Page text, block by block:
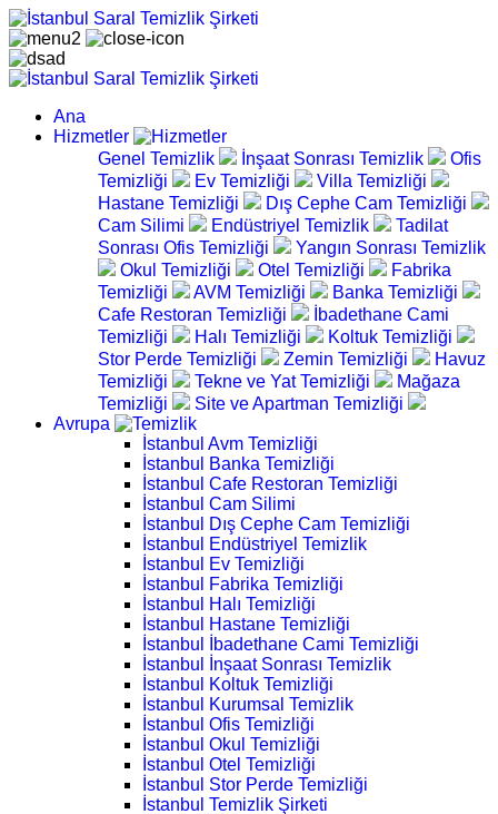
Ana
Hizmetler
Genel Temizlik
İnşaat Sonrası Temizlik
Ofis
Temizliği
Ev Temizliği
Villa Temizliği
Hastane Temizliği
Dış Cephe Cam Temizliği
Cam Silimi
Endüstriyel Temizlik
Tadilat
Sonrası Ofis Temizliği
Yangın Sonrası Temizlik
Okul Temizliği
Otel Temizliği
Fabrika
Temizliği
AVM Temizliği
Banka Temizliği
Cafe Restoran Temizliği
İbadethane Cami
Temizliği
Halı Temizliği
Koltuk Temizliği
Stor Perde Temizliği
Zemin Temizliği
Havuz
Temizliği
Tekne ve Yat Temizliği
Mağaza
Temizliği
Site ve Apartman Temizliği
Avrupa
İstanbul Avm Temizliği
İstanbul Banka Temizliği
İstanbul Cafe Restoran Temizliği
İstanbul Cam Silimi
İstanbul Dış Cephe Cam Temizliği
İstanbul Endüstriyel Temizlik
İstanbul Ev Temizliği
İstanbul Fabrika Temizliği
İstanbul Halı Temizliği
İstanbul Hastane Temizliği
İstanbul İbadethane Cami Temizliği
İstanbul İnşaat Sonrası Temizlik
İstanbul Koltuk Temizliği
İstanbul Kurumsal Temizlik
İstanbul Ofis Temizliği
İstanbul Okul Temizliği
İstanbul Otel Temizliği
İstanbul Stor Perde Temizliği
İstanbul Temizlik Şirketi